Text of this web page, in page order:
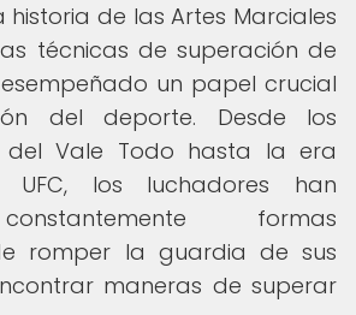
de las Artes Marciales
técnicas de superación de
un papel crucial
del deporte. Desde los
del Vale Todo hasta la era
UFC, los luchadores han
formas
romper la guardia de sus
maneras de superar